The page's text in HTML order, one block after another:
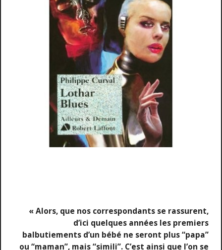
« Alors, que nos correspondants se rassurent,
d’ici quelques années les premiers
balbutiements d’un bébé ne seront plus “papa”
ou “maman”, mais “simili”. C’est ainsi que l’on se